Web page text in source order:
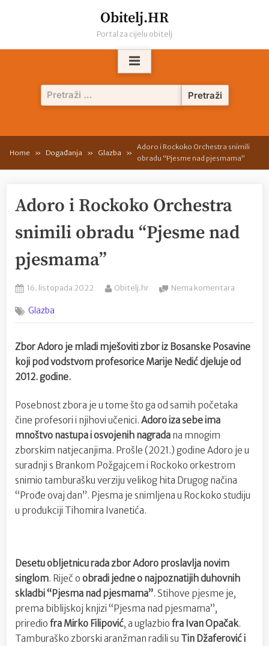
Obitelj.HR
Portal za cijelu obitelj
Pretraži:
Home Događanja Glazba
Adoro i Rockoko Orchestra snimili
obradu “Pjesme nad pjesmama”
Adoro i Rockoko Orchestra
snimili obradu “Pjesme nad
pjesmama”
Posted
16. listopada 2022 By
Obitelj.hr Nema komentara
Rockoko
snimili
obradu
Glazba
Zbor Adoro je mladi mješoviti zbor iz Bosanske Posavine
koji pod vodstvom profesorice Marije Nedić djeluje od
2012. godine.
Posebnost zbora je u tome što ga od samih početaka
čine profesori i njihovi učenici. Adoro iza sebe ima
mnoštvo nastupa i osvojenih nagrada na mnogim
zborskim natjecanjima. Prošle (2021.) godine Adoro je u
suradnji s Brankom Požgajcem i Rockoko orkestrom
snimio tamburašku verziju velikog hita Drugog načina
“Prođe ovaj dan”. Pjesma je snimljena u Rockoko studiju
u produkciji Tihomira Ivanetića.
Desetu obljetnicu rada zbor Adoro proslavlja novim
singlom. Riječ o obradi jedne o najpoznatijih duhovnih
skladbi “Pjesma nad pjesmama”. Stihove pjesme je,
prema biblijskoj knjizi “Pjesma nad pjesmama”,
priredio fra Mirko Filipović, a uglazbio fra Ivan Opačak.
Tamburaško zborski aranžman radili su Tin Džaferović i